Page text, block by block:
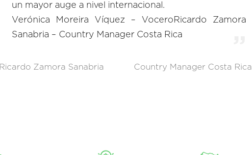
un mayor auge a nivel internacional.
Verónica Moreira Víquez – VoceroRicardo Zamora
Sanabria – Country Manager Costa Rica
Ricardo Zamora Sanabria Country Manager Costa Rica